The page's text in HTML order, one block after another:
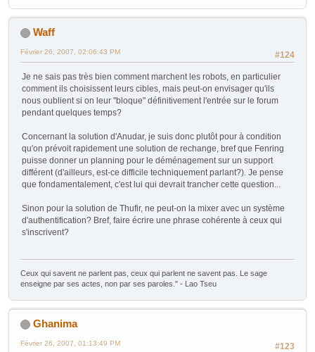
Waff
#124
Février 26, 2007, 02:06:43 PM
Je ne sais pas très bien comment marchent les robots, en particulier
comment ils choisissent leurs cibles, mais peut-on envisager qu'ils
nous oublient si on leur "bloque" définitivement l'entrée sur le forum
pendant quelques temps?
Concernant la solution d'Anudar, je suis donc plutôt pour à condition
qu'on prévoit rapidement une solution de rechange, bref que Fenring
puisse donner un planning pour le déménagement sur un support
différent (d'ailleurs, est-ce difficile techniquement parlant?). Je pense
que fondamentalement, c'est lui qui devrait trancher cette question...
Sinon pour la solution de Thufir, ne peut-on la mixer avec un système
d'authentification? Bref, faire écrire une phrase cohérente à ceux qui
s'inscrivent?
Ceux qui savent ne parlent pas, ceux qui parlent ne savent pas. Le sage
enseigne par ses actes, non par ses paroles." - Lao Tseu
Ghanima
#123
Février 26, 2007, 01:13:49 PM